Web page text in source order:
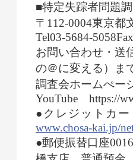
■特定失踪者問題
〒112-0004東京都
Tel03-5684-
お問い合わせ・送
の＠に変える）ま
調査会ホームぺー
YouTube https://
●クレジットカ
www.chosa-kai.jp/
●郵便振替口座